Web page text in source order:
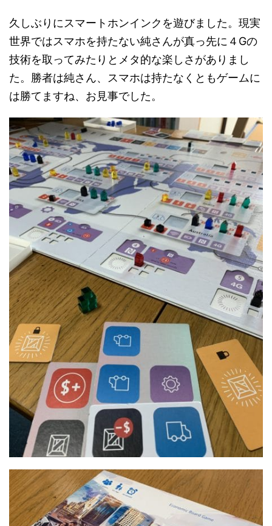
久しぶりにスマートホンインクを遊びました。現実
世界ではスマホを持たない純さんが真っ先に４Gの
技術を取ってみたりとメタ的な楽しさがありまし
た。勝者は純さん、スマホは持たなくともゲームに
は勝てますね、お見事でした。